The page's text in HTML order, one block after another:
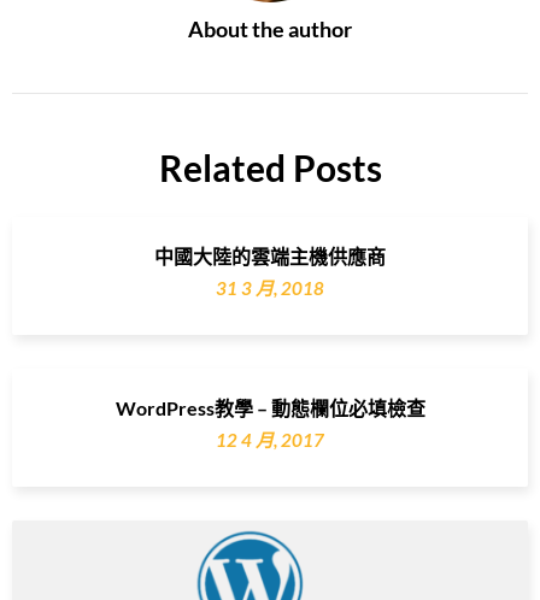
About the author
Related Posts
中國大陸的雲端主機供應商
31 3 月, 2018
WordPress教學 – 動態欄位必填檢查
12 4 月, 2017